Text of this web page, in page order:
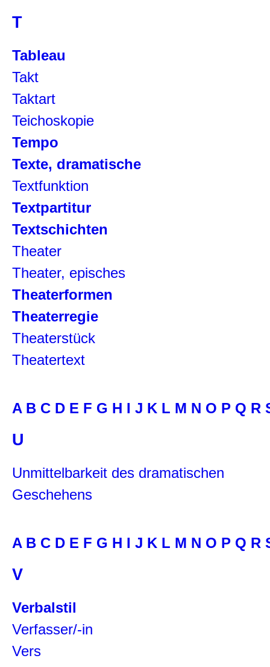
T
Tableau
Takt
Taktart
Teichoskopie
Tempo
Texte, dramatische
Textfunktion
Textpartitur
Textschichten
Theater
Theater, episches
Theaterformen
Theaterregie
Theaterstück
Theatertext
A B C D E F G H I J K L M N O P Q R
U
Unmittelbarkeit des dramatischen
Geschehens
A B C D E F G H I J K L M N O P Q R
V
Verbalstil
Verfasser/-in
Vers